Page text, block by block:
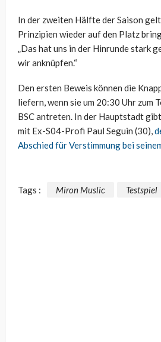
In der zweiten Hälfte der Saison
Prinzipien wieder auf den Platz
„Das hat uns in der Hinrunde stark
wir anknüpfen.“
Den ersten Beweis können die
liefern, wenn sie um 20:30 Uhr zum
BSC antreten. In der Hauptstadt
mit Ex-S04-Profi Paul Seguin (30),
Abschied für Verstimmung bei
Tags : Miron Muslic Testspiel